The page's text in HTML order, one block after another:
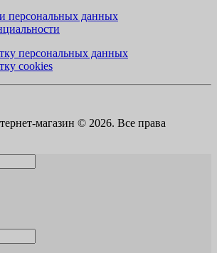
персональных данных
персональных данных
cookies
магазин © 2026. Все права